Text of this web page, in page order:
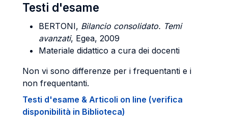
Testi d'esame
BERTONI, Bilancio consolidato. Temi
avanzati, Egea, 2009
Materiale didattico a cura dei docenti
Non vi sono differenze per i frequentanti e i
non frequentanti.
Testi d'esame & Articoli on line (verifica
disponibilità in Biblioteca)